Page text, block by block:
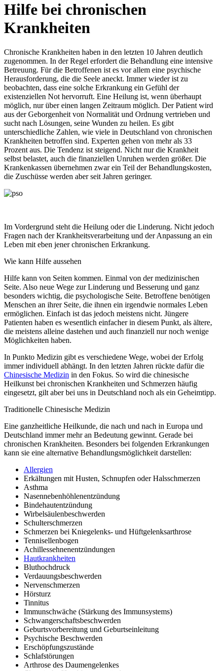
Hilfe bei chronischen
Krankheiten
Chronische Krankheiten haben in den letzten 10 Jahren deutlich
zugenommen. In der Regel erfordert die Behandlung eine intensive
Betreuung. Für die Betroffenen ist es vor allem eine psychische
Herausforderung, die die Seele aneckt. Immer wieder ist zu
beobachten, dass eine solche Erkrankung ein Gefühl der
existenziellen Not hervorruft. Eine Heilung ist, wenn überhaupt
möglich, nur über einen langen Zeitraum möglich. Der Patient wird
aus der Geborgenheit von Normalität und Ordnung vertrieben und
sucht nach Lösungen, seine Wunden zu heilen. Es gibt
unterschiedliche Zahlen, wie viele in Deutschland von chronischen
Krankheiten betroffen sind. Experten gehen von mehr als 33
Prozent aus. Die Tendenz ist steigend. Nicht nur die Krankheit
selbst belastet, auch die finanziellen Unruhen werden größer. Die
Krankenkassen übernehmen zwar ein Teil der Behandlungskosten,
die Zuschüsse werden aber seit Jahren geringer.
Im Vordergrund steht die Heilung oder die Linderung. Nicht jedoch
Fragen nach der Krankheitsverarbeitung und der Anpassung an ein
Leben mit eben jener chronischen Erkrankung.
Wie kann Hilfe aussehen
Hilfe kann von Seiten kommen. Einmal von der medizinischen
Seite. Also neue Wege zur Linderung und Besserung und ganz
besonders wichtig, die psychologische Seite. Betroffene benötigen
Menschen an ihrer Seite, die ihnen ein irgendwie normales Leben
ermöglichen. Einfach ist das jedoch meistens nicht. Jüngere
Patienten haben es wesentlich einfacher in diesem Punkt, als ältere,
die meistens alleine dastehen und auch finanziell nur noch wenige
Möglichkeiten haben.
In Punkto Medizin gibt es verschiedene Wege, wobei der Erfolg
immer individuell abhängt. In den letzten Jahren rückte dafür die
Chinesische Medizin in den Fokus. So wird die chinesische
Heilkunst bei chronischen Krankheiten und Schmerzen häufig
eingesetzt, gilt aber bei uns in Deutschland noch als ein Geheimtipp.
Traditionelle Chinesische Medizin
Eine ganzheitliche Heilkunde, die nach und nach in Europa und
Deutschland immer mehr an Bedeutung gewinnt. Gerade bei
chronischen Krankheiten. Besonders bei folgenden Erkrankungen
kann sie eine alternative Behandlungsmöglichkeit darstellen:
Allergien
Erkältungen mit Husten, Schnupfen oder Halsschmerzen
Asthma
Nasennebenhöhlenentzündung
Bindehautentzündung
Wirbelsäulenbeschwerden
Schulterschmerzen
Schmerzen bei Kniegelenks- und Hüftgelenksarthrose
Tennisellenbogen
Achillessehnenentzündungen
Hautkrankheiten
Bluthochdruck
Verdauungsbeschwerden
Nervenschmerzen
Hörsturz
Tinnitus
Immunschwäche (Stärkung des Immunsystems)
Schwangerschaftsbeschwerden
Geburtsvorbereitung und Geburtseinleitung
Psychische Beschwerden
Erschöpfungszustände
Schlafstörungen
Arthrose des Daumengelenkes